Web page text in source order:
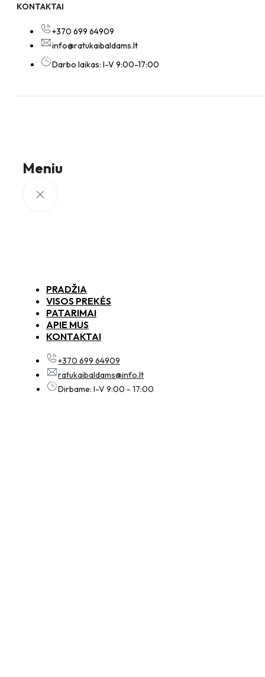
KONTAKTAI
+370 699 64909
info@ratukaibaldams.lt
Darbo laikas: I-V 9:00-17:00
Meniu
PRADŽIA
VISOS PREKĖS
PATARIMAI
APIE MUS
KONTAKTAI
+370 699 64909
ratukaibaldams@info.lt
Dirbame: I-V 9:00 - 17:00